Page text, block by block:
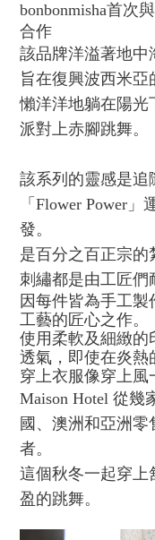
bonbonmisha首次與
合作
該品牌洋溢著地中
旨在復興波西米亞
懶洋洋地躺在陽光
派對上赤腳跳舞。
該系列的靈感是追
「Flower Power
發。
是百分之百正宗的
刺繡都是由工匠們
因每件皆為手工
工藝的匠心之作。
使用柔軟及細緻的
透氣，即使在炎熱
穿上衣服像穿上風
Maison Hotel 從幾
國、澳洲和亞洲
者。
這個秋冬一起穿上
盈的跳舞。